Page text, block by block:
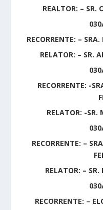
REALTOR: – SR.
RECORRENTE: –
RELATOR: – SR.
RECORRENTE: -
RELATOR: -SR.
RECORRENTE: –
RELATOR: –
RECORRENTE: –